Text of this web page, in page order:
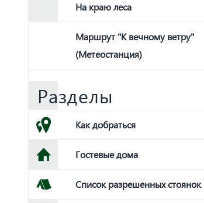
На краю леса
Маршрут "К вечному ветру"
(Метеостанция)
Разделы
Как добраться
Гостевые дома
Список разрешенных стоянок